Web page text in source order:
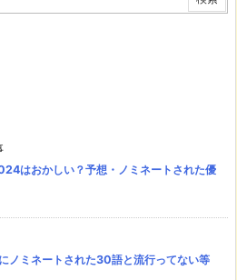
はおかしい？予想・ノミネートされた優
ノミネートされた30語と流行ってない等